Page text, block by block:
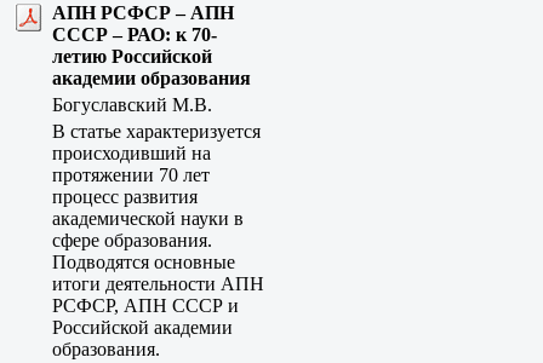
АПН РСФСР – АПН
СССР – РАО: к 70-
летию Российской
академии образования
Богуславский М.В.
В статье характеризуется
происходивший на
протяжении 70 лет
процесс развития
академической науки в
сфере образования.
Подводятся основные
итоги деятельности АПН
РСФСР, АПН СССР и
Российской академии
образования.